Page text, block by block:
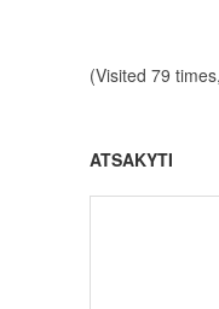
(Visited 79
ATSAKYTI